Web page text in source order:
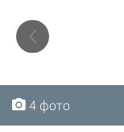
4 фото
4 фото
4 фото
4 фото